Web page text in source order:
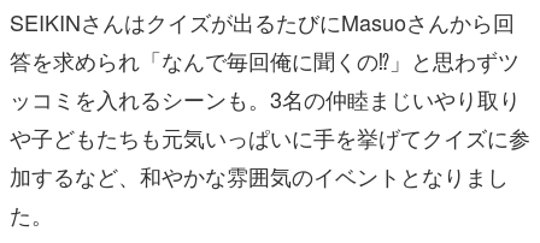
SEIKINさんはクイズが出るたびにMasuoさんから回
答を求められ「なんで毎回俺に聞くの⁉」と思わずツ
ッコミを入れるシーンも。3名の仲睦まじいやり取り
や子どもたちも元気いっぱいに手を挙げてクイズに参
加するなど、和やかな雰囲気のイベントとなりまし
た。